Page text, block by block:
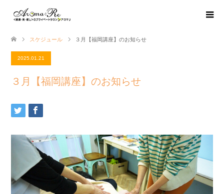
スケジュール ３月【福岡講座】のお知らせ
2025.01.21
３月【福岡講座】のお知らせ